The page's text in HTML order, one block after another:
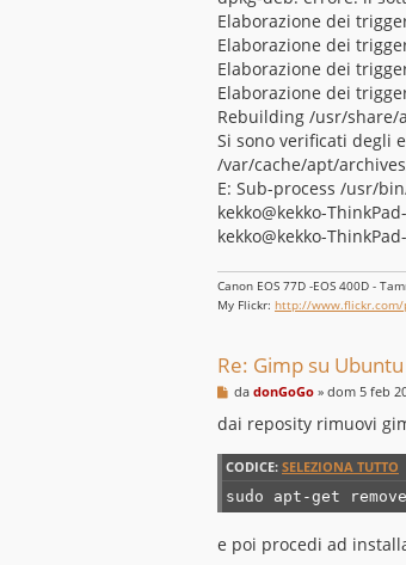
Elaborazione dei
Elaborazione dei
Elaborazione dei
Elaborazione dei
Rebuilding /usr/
Si sono verificati degli
/var/cache/apt/
E: Sub-process /usr/
kekko@kekko-
kekko@kekko-
Canon EOS 77D -EOS 400D -
My Flickr: http://www.flickr.com/
Re: Gimp su
M
s
s
a
g
i
o
da donGoGo » dom 5 feb
dai reposity rimuovi
CODICE: SELEZIONA TUTTO
sudo apt-get
e poi procedi ad